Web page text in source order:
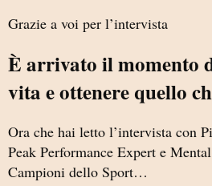
Grazie a voi per l’intervista
È arrivato il momento
vita e ottenere quello
Ora che hai letto l’intervista con
Peak Performance Expert e
Campioni dello Sport…